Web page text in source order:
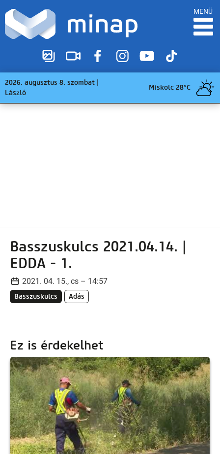
MENÜ
2026. augusztus 8. szombat |
László
Miskolc 28°C
Basszuskulcs 2021.04.14. |
EDDA - 1.
2021. 04. 15., cs – 14:57
Basszuskulcs Adás
Ez is érdekelhet